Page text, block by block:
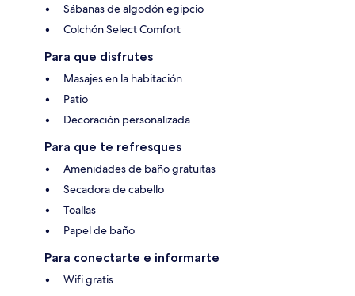
Sábanas de algodón egipcio
Colchón Select Comfort
Para que disfrutes
Masajes en la habitación
Patio
Decoración personalizada
Para que te refresques
Amenidades de baño gratuitas
Secadora de cabello
Toallas
Papel de baño
Para conectarte e informarte
Wifi gratis